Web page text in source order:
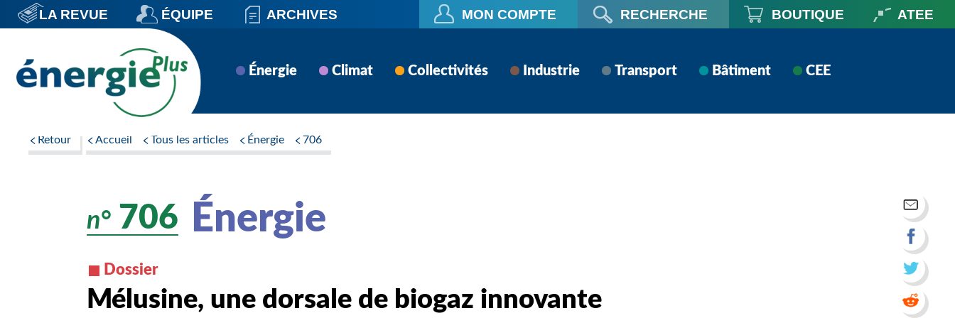
Navigation
principale
LA REVUE ÉQUIPE ARCHIVES MON COMPTE RECHERCHE BOUTIQUE ATEE
Énergie Climat Collectivités Industrie Transport Bâtiment CEE
Retour Accueil Tous les articles Énergie 706
n° 706 Énergie
Dossier
Mélusine, une dorsale de biogaz innovante